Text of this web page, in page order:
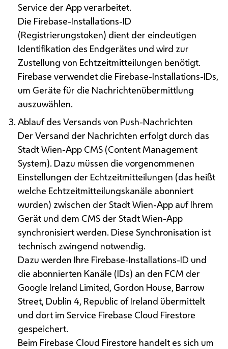
Service derAppverarbeitet.
Die Firebase-Installations-ID
(Registrierungstoken) dient der eindeutigen
Identifikation des Endgerätes und wird zur
Zustellung von Echtzeitmitteilungen benötigt.
Firebase verwendet die Firebase-Installations-IDs,
um Geräte für die Nachrichtenübermittlung
auszuwählen.
Ablauf des Versands von Push-Nachrichten
Der Versand der Nachrichten erfolgt durch das
Stadt Wien-App CMS (Content Management
System). Dazu müssen die vorgenommenen
Einstellungen der Echtzeitmitteilungen (das heißt
welche Echtzeitmitteilungskanäle abonniert
wurden) zwischen der Stadt Wien-App auf Ihrem
Gerät und dem CMS der Stadt Wien-App
synchronisiert werden. Diese Synchronisation ist
technisch zwingend notwendig.
Dazu werden Ihre Firebase-Installations-ID und
die abonnierten Kanäle (IDs) an den FCM der
Google Ireland Limited, Gordon House, Barrow
Street, Dublin 4, Republic of Ireland übermittelt
und dort imService Firebase Cloud Firestore
gespeichert.
Beim Firebase Cloud Firestore handelt es sich um